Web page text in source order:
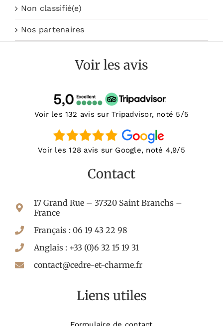
Non classifié(e)
Nos partenaires
Voir les avis
Voir les 132 avis sur Tripadvisor, noté 5/5
Voir les 128 avis sur Google, noté 4,9/5
Contact
17 Grand Rue – 37320 Saint Branchs –
France
Français : 06 19 43 22 98
Anglais : +33 (0)6 32 15 19 31
contact@cedre-et-charme.fr
Liens utiles